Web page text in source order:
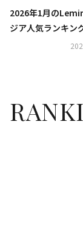
2026年1月の
ジア人気ランキ
大人気シリーズ